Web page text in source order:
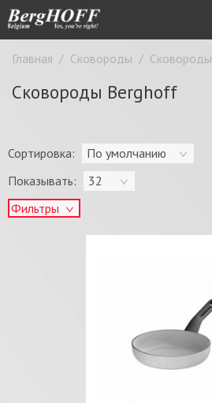
Главная / Сковороды / Сковороды
Сковороды Berghoff
Сортировка:
По умолчанию
Показывать:
32
Фильтры